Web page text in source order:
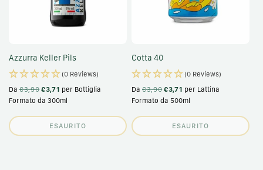
Azzurra Keller Pils
(0 Reviews)
Da €3,90 €3,71 per Bottiglia
Formato da 300ml
ESAURITO
Cotta 40
(0 Reviews)
Da €3,90 €3,71 per Lattina
Formato da 500ml
ESAURITO